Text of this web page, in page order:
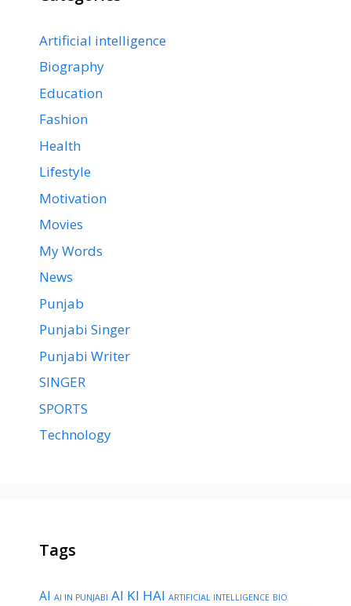
Artificial intelligence
Biography
Education
Fashion
Health
Lifestyle
Motivation
Movies
My Words
News
Punjab
Punjabi Singer
Punjabi Writer
SINGER
SPORTS
Technology
Tags
AI AI IN PUNJABI AI KI HAI ARTIFICIAL INTELLIGENCE BIO